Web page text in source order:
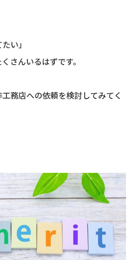
い」
さんいるはずです。
務店への依頼を検討してみてく